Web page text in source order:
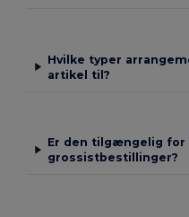
Hvilke typer
artikel til?
Er den tilgængelig for
grossistbestillinger?